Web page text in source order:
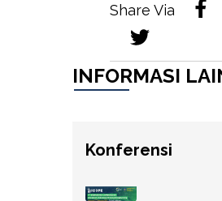
Share Via
INFORMASI
Konferensi